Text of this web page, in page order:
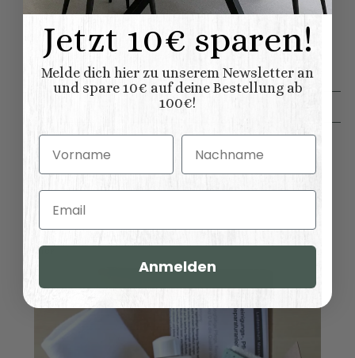
UVP: 327,00 €
273,00 €
Individuell konfigurieren
Dazu empfehlen wir:
Jetzt 10€ sparen!
Melde dich hier zu unserem Newsletter an
und spare 10€ auf deine Bestellung ab
100€!
Vorname Nachname
Email
Anmelden